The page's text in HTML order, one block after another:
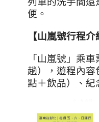
便。
【山嵐號行程介
「山嵐號」乘
趟），遊程內容
點＋飲品）、紀